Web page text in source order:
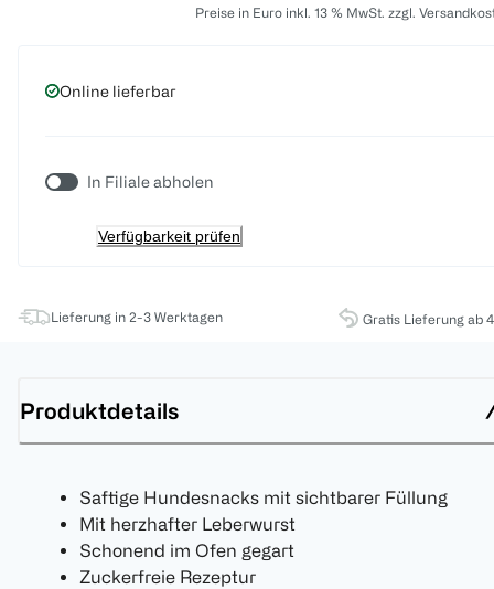
Preise in Euro inkl. 13 % MwSt. zzgl.
Online lieferbar
In Filiale abholen
Verfügbarkeit prüfen
Lieferung in 2-3 Werktagen Gratis Lieferung ab
Produktdetails
Saftige Hundesnacks mit sichtbarer Füllung
Mit herzhafter Leberwurst
Schonend im Ofen gegart
Zuckerfreie Rezeptur